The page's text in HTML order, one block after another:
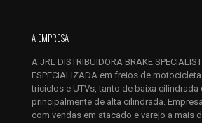
mail*
Salvar meus dados neste navegador
eu comentar.
A EMPRESA
A JRL DISTRIBUIDORA BRAKE
ESPECIALIZADA em freios de
triciclos e UTVs, tanto de baixa cilindrada
principalmente de alta cilindrada.
com vendas em atacado e varejo a mais